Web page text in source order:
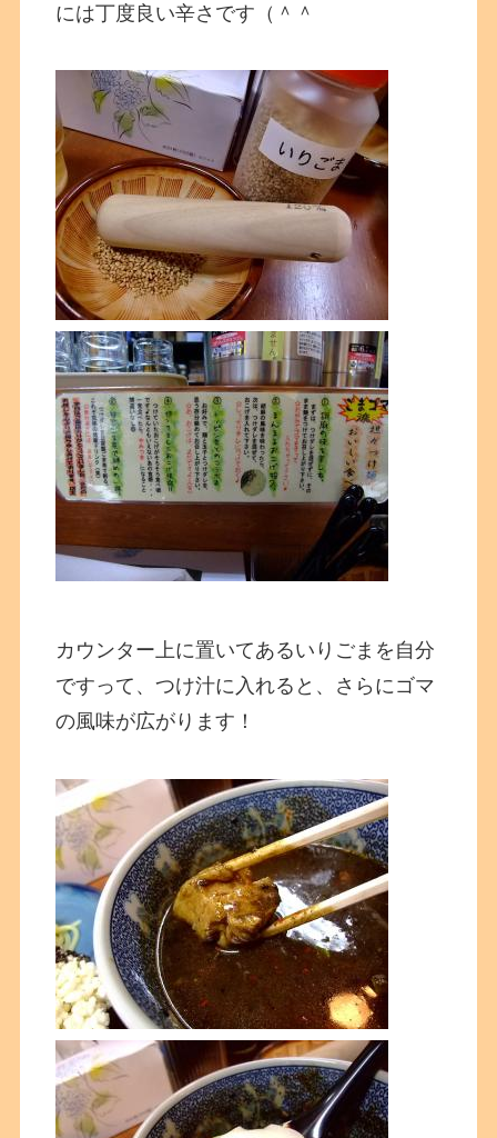
には丁度良い辛さです（＾＾
カウンター上に置いてあるいりごまを自分
ですって、つけ汁に入れると、さらにゴマ
の風味が広がります！